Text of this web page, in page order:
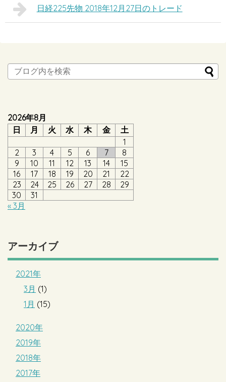
日経225先物 2018年12月27日のトレード
2026年8月
日
月 火 水 木 金
土
1
2
3 4 5 6 7
8
9
10 11 12 13 14
15
16
17 18 19 20 21
22
23
24 25 26 27 28
29
30
31
« 3月
アーカイブ
2021年
3月 (1)
1月 (15)
2020年
2019年
2018年
2017年